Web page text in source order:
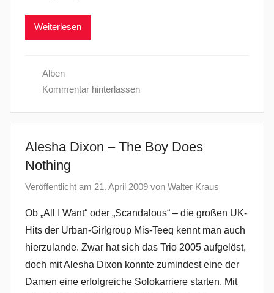
Weiterlesen
Alben
Kommentar hinterlassen
Alesha Dixon – The Boy Does
Nothing
Veröffentlicht am 21. April 2009 von Walter Kraus
Ob „All I Want“ oder „Scandalous“ – die großen UK-
Hits der Urban-Girlgroup Mis-Teeq kennt man auch
hierzulande. Zwar hat sich das Trio 2005 aufgelöst,
doch mit Alesha Dixon konnte zumindest eine der
Damen eine erfolgreiche Solokarriere starten. Mit